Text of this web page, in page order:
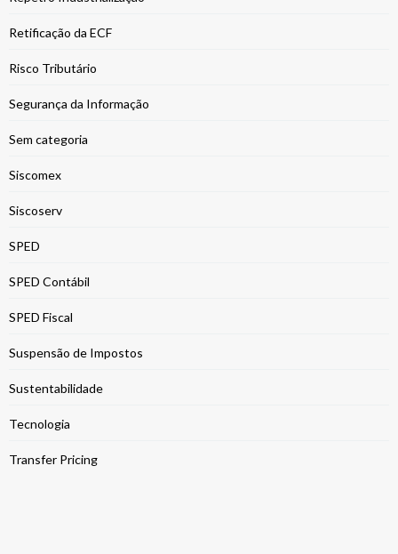
Retificação da ECF
Risco Tributário
Segurança da Informação
Sem categoria
Siscomex
Siscoserv
SPED
SPED Contábil
SPED Fiscal
Suspensão de Impostos
Sustentabilidade
Tecnologia
Transfer Pricing